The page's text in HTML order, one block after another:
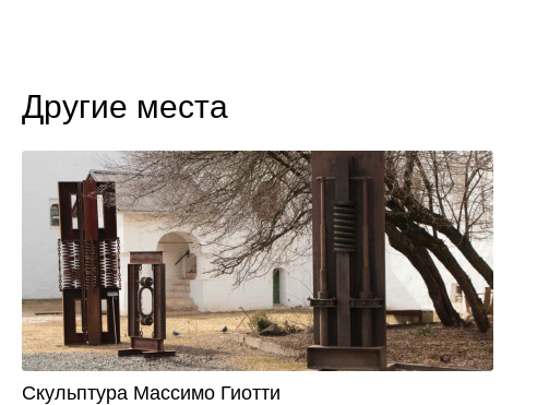
Другие места
Скульптура Массимо Гиотти